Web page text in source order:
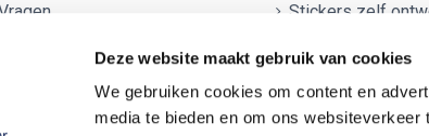
Deze website maakt gebruik van cookies
We gebruiken cookies om content en
media te bieden en om ons
Stickers zelf
Ontwerp je eigen